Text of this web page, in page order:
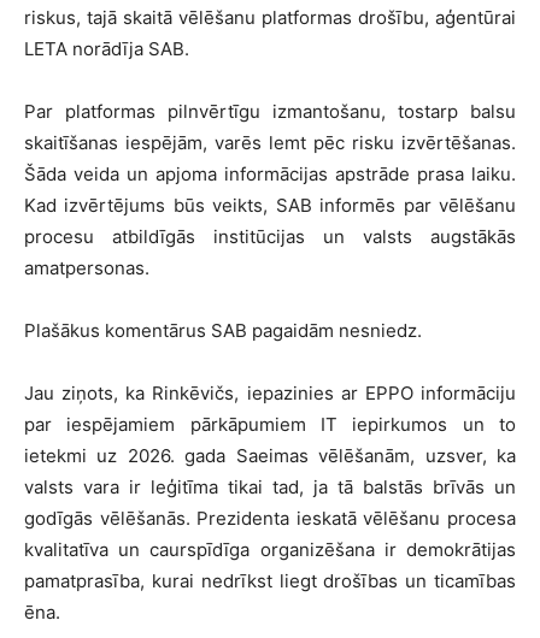
riskus, tajā skaitā vēlēšanu platformas drošību, aģentūrai
LETA norādīja SAB.
Par platformas pilnvērtīgu izmantošanu, tostarp balsu
skaitīšanas iespējām, varēs lemt pēc risku izvērtēšanas.
Šāda veida un apjoma informācijas apstrāde prasa laiku.
Kad izvērtējums būs veikts, SAB informēs par vēlēšanu
procesu atbildīgās institūcijas un valsts augstākās
amatpersonas.
Plašākus komentārus SAB pagaidām nesniedz.
Jau ziņots, ka Rinkēvičs, iepazinies ar EPPO informāciju
par iespējamiem pārkāpumiem IT iepirkumos un to
ietekmi uz 2026. gada Saeimas vēlēšanām, uzsver, ka
valsts vara ir leģitīma tikai tad, ja tā balstās brīvās un
godīgās vēlēšanās. Prezidenta ieskatā vēlēšanu procesa
kvalitatīva un caurspīdīga organizēšana ir demokrātijas
pamatprasība, kurai nedrīkst liegt drošības un ticamības
ēna.